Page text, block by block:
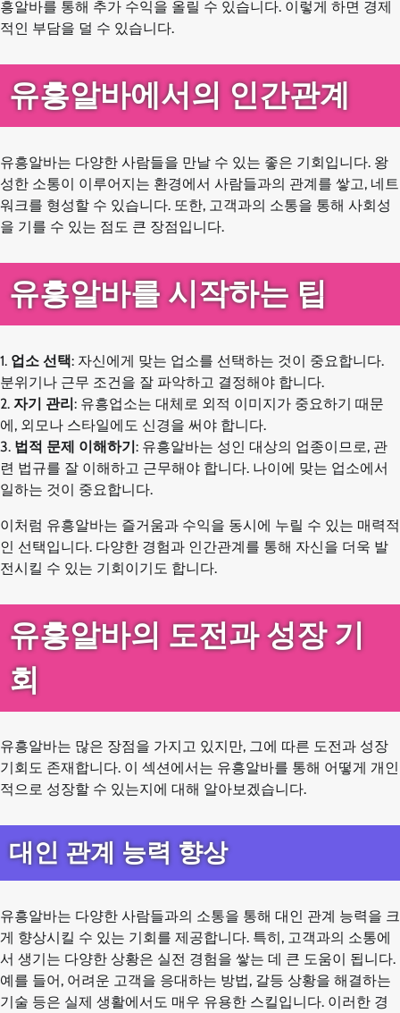
흥알바를 통해 추가 수익을 올릴 수 있습니다. 이렇게 하면 경제
적인 부담을 덜 수 있습니다.
유흥알바에서의 인간관계
유흥알바는 다양한 사람들을 만날 수 있는 좋은 기회입니다. 왕
성한 소통이 이루어지는 환경에서 사람들과의 관계를 쌓고, 네트
워크를 형성할 수 있습니다. 또한, 고객과의 소통을 통해 사회성
을 기를 수 있는 점도 큰 장점입니다.
유흥알바를 시작하는 팁
1. 업소 선택: 자신에게 맞는 업소를 선택하는 것이 중요합니다.
분위기나 근무 조건을 잘 파악하고 결정해야 합니다.
2. 자기 관리: 유흥업소는 대체로 외적 이미지가 중요하기 때문
에, 외모나 스타일에도 신경을 써야 합니다.
3. 법적 문제 이해하기: 유흥알바는 성인 대상의 업종이므로, 관
련 법규를 잘 이해하고 근무해야 합니다. 나이에 맞는 업소에서
일하는 것이 중요합니다.
이처럼 유흥알바는 즐거움과 수익을 동시에 누릴 수 있는 매력적
인 선택입니다. 다양한 경험과 인간관계를 통해 자신을 더욱 발
전시킬 수 있는 기회이기도 합니다.
유흥알바의 도전과 성장 기
회
유흥알바는 많은 장점을 가지고 있지만, 그에 따른 도전과 성장
기회도 존재합니다. 이 섹션에서는 유흥알바를 통해 어떻게 개인
적으로 성장할 수 있는지에 대해 알아보겠습니다.
대인 관계 능력 향상
유흥알바는 다양한 사람들과의 소통을 통해 대인 관계 능력을 크
게 향상시킬 수 있는 기회를 제공합니다. 특히, 고객과의 소통에
서 생기는 다양한 상황은 실전 경험을 쌓는 데 큰 도움이 됩니다.
예를 들어, 어려운 고객을 응대하는 방법, 갈등 상황을 해결하는
기술 등은 실제 생활에서도 매우 유용한 스킬입니다. 이러한 경